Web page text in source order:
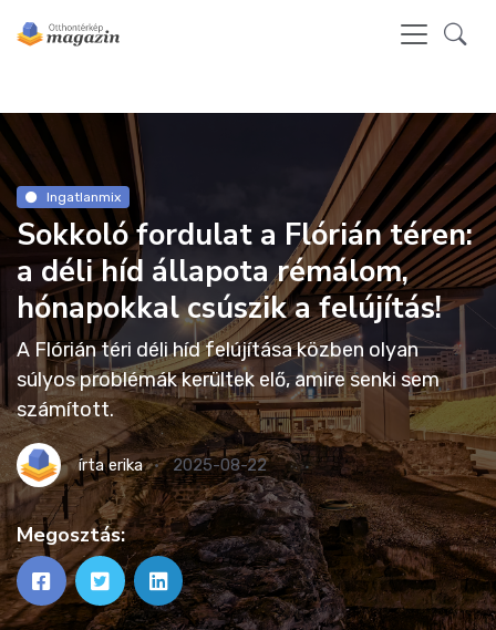
Ingatlanmix
Sokkoló fordulat a Flórián téren:
a déli híd állapota rémálom,
hónapokkal csúszik a felújítás!
A Flórián téri déli híd felújítása közben olyan
súlyos problémák kerültek elő, amire senki sem
számított.
írtaerika 2025-08-22
Megosztás: